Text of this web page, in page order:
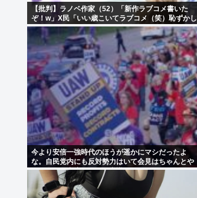
【批判】ラノベ作家（52）「新作ラブコメ書いた
ぞ！w」X民「いい歳こいてラブコメ（笑）恥ずかし
くないの？」←やめたれwと話題に
今より安倍一強時代のほうが遥かにマシだったよ
な。自民党内にも反対勢力はいて会見はちゃんとや
り国会にも出席、僅かに常識もあった